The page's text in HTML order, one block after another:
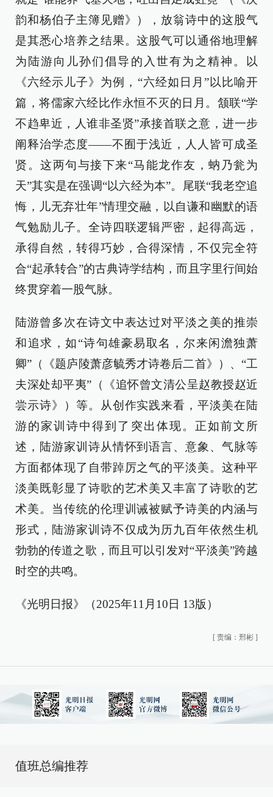
韵和杨伯子主簿见赠》），放翁诗中的这股气
是其悉心培养之结果。这股气可以通俗地理解
为陆游向儿孙们倡导的入世有为之精神。以
《六经示儿子》为例，“六经如日月”以比喻开
篇，将儒家六经比作永恒不灭的日月。颔联“学
不趋卑近，人谁非圣贤”承接首联之意，进一步
阐释治学态度——不囿于浅近，人人皆可成圣
贤。这两句与接下来“马能龙作友，蚋乃瓮为
天”其实是在强调“以六经为本”。尾联“我老空追
悔，儿无弃壮年”情理交融，以自谦和幽默的语
气勉励儿子。全诗四联逻辑严密，起得高远，
承得自然，转得巧妙，合得深情，不仅完全符
合“起承转合”的古典诗学结构，而且字里行间始
终贯穿着一股气脉。
陆游曾多次在诗文中表达过对平淡之美的推崇
和追求，如“诗句雄豪易取名，尔来闲澹独萧
卿”（《题庐陵萧彦毓秀才诗卷后二首》）、“工
夫深处却平夷”（《追怀曾文清公呈赵教授赵近
尝示诗》）等。从创作实践来看，平淡美在陆
游的家训诗中得到了突出体现。正如前文所
述，陆游家训诗从情怀到语言、意象、气脉等
方面都体现了自带踔厉之气的平淡美。这种平
淡美既彰显了诗歌的艺术美又丰富了诗歌的艺
术美。当传统的伦理训诫被赋予诗美的内涵与
形式，陆游家训诗不仅成为历九百年依然生机
勃勃的传道之歌，而且可以引发对“平淡美”跨越
时空的共鸣。
《光明日报》（2025年11月10日 13版）
[ 责编：邢彬 ]
值班总编推荐